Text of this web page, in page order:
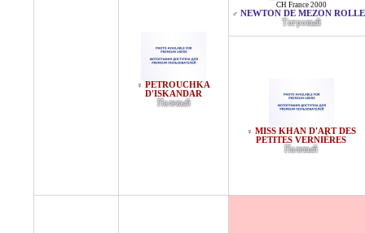
♀ PETROUCHKA
D'ISKANDAR
Палевый
CH France 2000
♂ NEWTON DE MEZON
Тигровый
♀ MISS KHAN D'ART DES
PETITES VERNIÈRES
Палевый